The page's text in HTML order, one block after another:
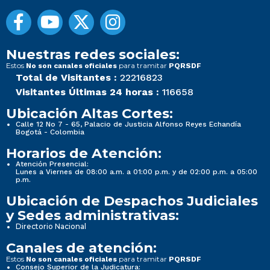
Nuestras redes sociales:
Estos No son canales oficiales para tramitar PQRSDF
Total de Visitantes : 22216823
Visitantes Últimas 24 horas : 116658
Ubicación Altas Cortes:
Calle 12 No 7 - 65, Palacio de Justicia Alfonso Reyes Echandía
Bogotá - Colombia
Horarios de Atención:
Atención Presencial:
Lunes a Viernes de 08:00 a.m. a 01:00 p.m. y de 02:00 p.m. a 05:00
p.m.
Ubicación de Despachos Judiciales
y Sedes administrativas:
Directorio Nacional
Canales de atención:
Estos No son canales oficiales para tramitar PQRSDF
Consejo Superior de la Judicatura: